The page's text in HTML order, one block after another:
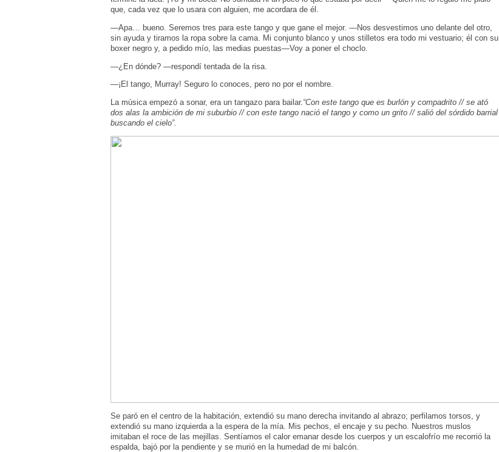
que, cada vez que lo usara con alguien, me acordara de él.
—Apa… bueno. Seremos tres para este tango y que gane el mejor. —Nos desvestimos uno delante del otro,
sin ayuda y tiramos la ropa sobre la cama. Mi conjunto blanco y unos stilletos era todo mi vestuario; él con su
boxer negro y, a pedido mío, las medias puestas—Voy a poner el choclo.
—¿En dónde? —respondí tentada de la risa.
—¡El tango, Murray! Seguro lo conoces, pero no por el nombre.
La música empezó a sonar, era un tangazo para bailar.“Con este tango que es burlón y compadrito // se ató
dos alas la ambición de mi suburbio // con este tango nació el tango y como un grito // salió del sórdido barrial
buscando el cielo”.
Se paró en el centro de la habitación, extendió su mano derecha invitando al abrazo; perfilamos torsos, y
extendió su mano izquierda a la espera de la mía. Mis pechos, el encaje y su pecho. Nuestros muslos
imitaban el roce de las mejillas. Sentíamos el calor emanar desde los cuerpos y un escalofrío me recorrió la
espalda, bajó por la pendiente y se murió en la humedad de mi balcón.